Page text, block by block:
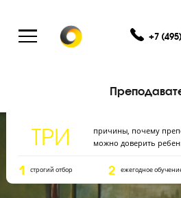
+7
ТРИ
причины, почему
1 строгий отбор 2 ежегодное